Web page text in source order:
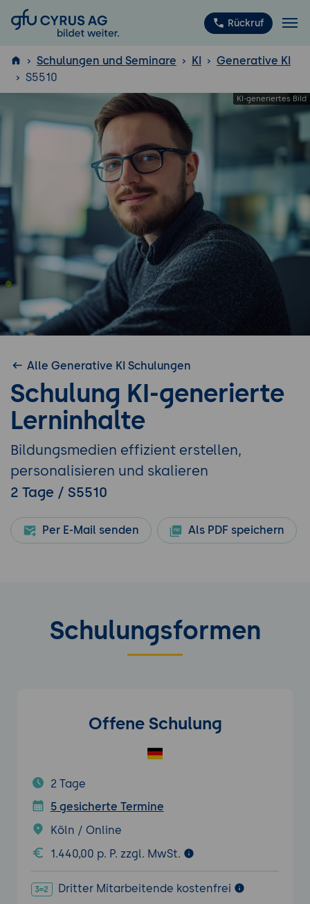
GFU Cyrus AG Rückruf
ISTQB ®
Schulungen und Seminare KI
Generative KI
S5510
Alle Generative KI Schulungen
Schulung KI-generierte
Lerninhalte
Bildungsmedien effizient erstellen,
personalisieren und skalieren
2 Tage / S5510
Per E-Mail senden Als PDF speichern
Schulungsformen
Offene Schulung
2 Tage
5 gesicherte Termine
Köln / Online
1.440,00 p. P. zzgl. MwSt.
Dritter Mitarbeitende kostenfrei